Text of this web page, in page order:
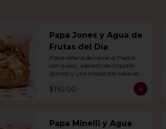
Papa Jones y Agua de
Frutas del Día
Papa rellena de carne al Pastor
con queso, aderezo de chipotle-
ajonjolí y una irresistible salsa de
agua del día.
$192.00
Papa Minelli y Agua